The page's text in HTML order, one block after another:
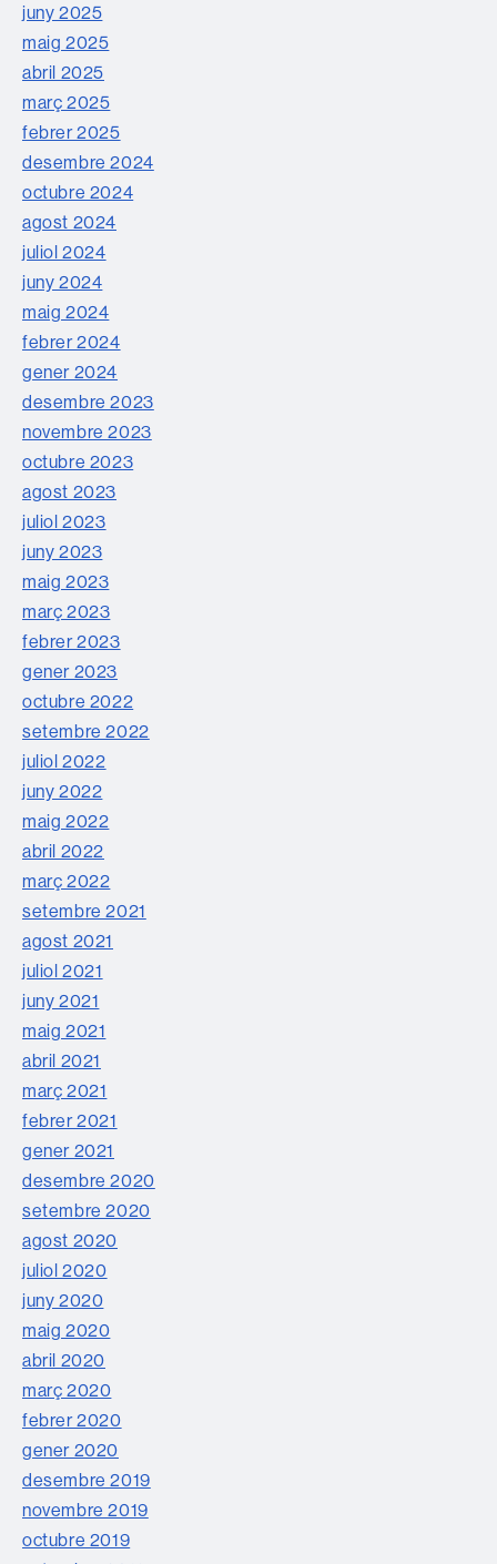
juny 2025
maig 2025
abril 2025
març 2025
febrer 2025
desembre 2024
octubre 2024
agost 2024
juliol 2024
juny 2024
maig 2024
febrer 2024
gener 2024
desembre 2023
novembre 2023
octubre 2023
agost 2023
juliol 2023
juny 2023
maig 2023
març 2023
febrer 2023
gener 2023
octubre 2022
setembre 2022
juliol 2022
juny 2022
maig 2022
abril 2022
març 2022
setembre 2021
agost 2021
juliol 2021
juny 2021
maig 2021
abril 2021
març 2021
febrer 2021
gener 2021
desembre 2020
setembre 2020
agost 2020
juliol 2020
juny 2020
maig 2020
abril 2020
març 2020
febrer 2020
gener 2020
desembre 2019
novembre 2019
octubre 2019